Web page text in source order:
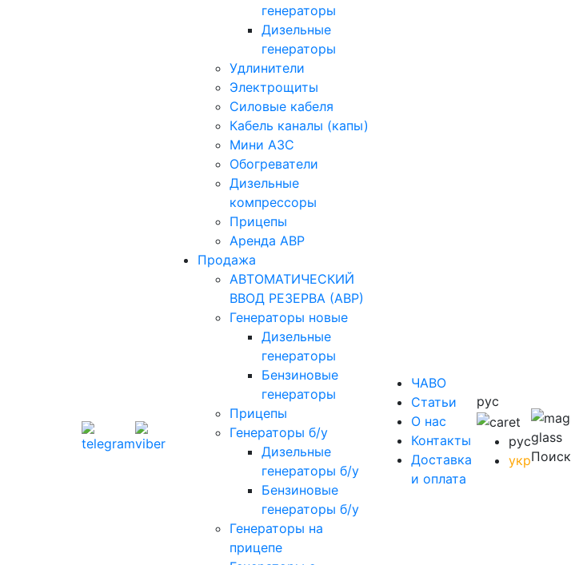
генераторы
Дизельные
генераторы
Удлинители
Электрощиты
Силовые кабеля
Кабель каналы (капы)
Мини АЗС
Обогреватели
Дизельные
компрессоры
Прицепы
Аренда АВР
Продажа
АВТОМАТИЧЕСКИЙ
ВВОД РЕЗЕРВА (АВР)
Генераторы новые
Дизельные
генераторы
Бензиновые
генераторы
Прицепы
Генераторы б/у
Дизельные
генераторы б/у
Бензиновые
генераторы б/у
Генераторы на
прицепе
ЧАВО
Cтатьи
O нас
Контакты
Доставка
и оплата
рус
рус
укрПоиск